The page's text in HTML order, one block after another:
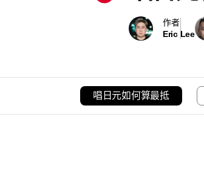
作者
Eric Lee
唱日元如何算最抵